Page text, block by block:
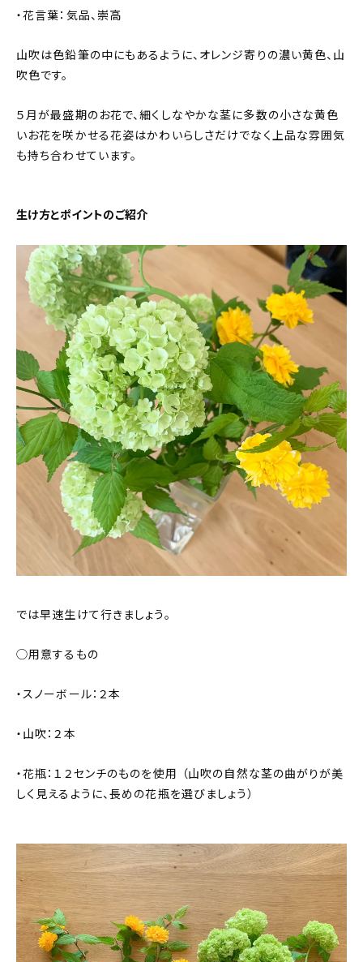
・花言葉：気品、崇高
山吹は色鉛筆の中にもあるように、オレンジ寄りの濃い黄色、山
吹色です。
５月が最盛期のお花で、細くしなやかな茎に多数の小さな黄色
いお花を咲かせる花姿はかわいらしさだけでなく上品な雰囲気
も持ち合わせています。
生け方とポイントのご紹介
では早速生けて行きましょう。
◯用意するもの
・スノーボール：２本
・山吹：２本
・花瓶：１２センチのものを使用 （山吹の自然な茎の曲がりが美
しく見えるように、長めの花瓶を選びましょう）